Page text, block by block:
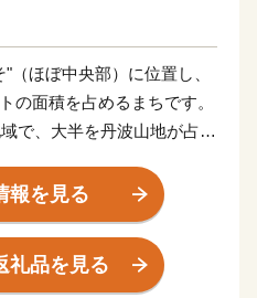
（ほぼ中央部）に位置し、
の面積を占めるまちです。
で、大半を丹波山地が占め
出会える場所として人気
地域は国の重要伝統的建造
り、新緑や雪など四季折々
を癒してくれます。京都の
報を見る
礼品を見る